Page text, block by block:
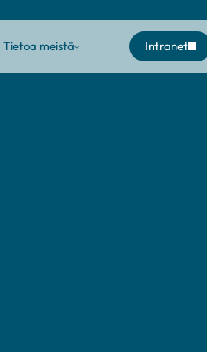
Tietoa meistäSub
Intranet